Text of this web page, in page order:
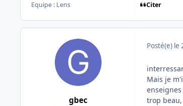
Equipe : Lens
Citer
gbec
Posté(e) le
Mais je
trop